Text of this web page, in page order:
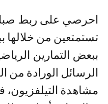
احرصي على ربط
تستمتعين من خلالها
ببعض التمارين
الرسائل الورادة من
مشاهدة التيلفزيون،